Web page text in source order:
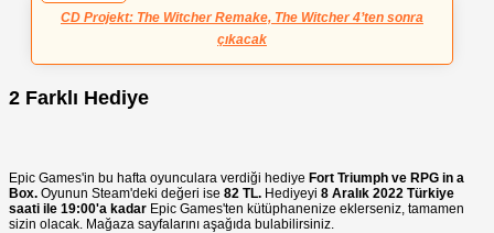
CD Projekt: The Witcher Remake, The Witcher 4’ten sonra
çıkacak
2 Farklı Hediye
Epic Games'in bu hafta oyunculara verdiği hediye Fort Triumph ve RPG in a
Box. Oyunun Steam'deki değeri ise 82 TL. Hediyeyi 8 Aralık 2022 Türkiye
saati ile 19:00'a kadar Epic Games'ten kütüphanenize eklerseniz, tamamen
sizin olacak. Mağaza sayfalarını aşağıda bulabilirsiniz.